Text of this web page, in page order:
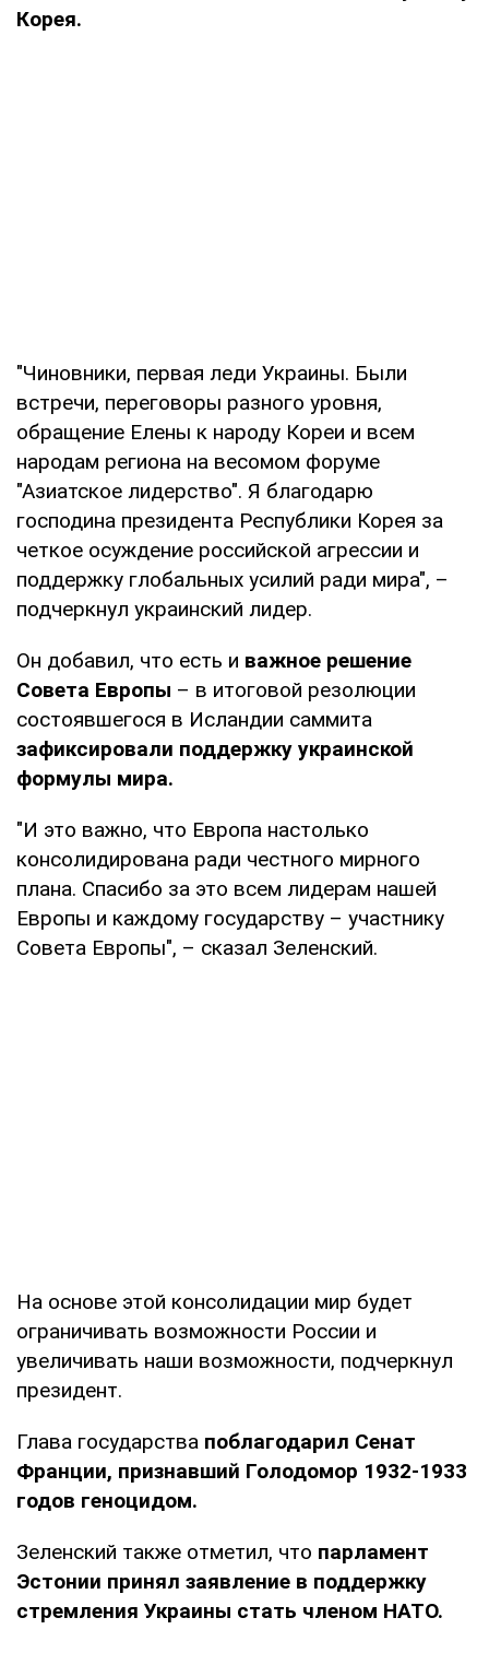
Корея.
"Чиновники, первая леди Украины. Были
встречи, переговоры разного уровня,
обращение Елены к народу Кореи и всем
народам региона на весомом форуме
"Азиатское лидерство". Я благодарю
господина президента Республики Корея за
четкое осуждение российской агрессии и
поддержку глобальных усилий ради мира", –
подчеркнул украинский лидер.
Он добавил, что есть и важное решение
Совета Европы – в итоговой резолюции
состоявшегося в Исландии саммита
зафиксировали поддержку украинской
формулы мира.
"И это важно, что Европа настолько
консолидирована ради честного мирного
плана. Спасибо за это всем лидерам нашей
Европы и каждому государству – участнику
Совета Европы", – сказал Зеленский.
На основе этой консолидации мир будет
ограничивать возможности России и
увеличивать наши возможности, подчеркнул
президент.
Глава государства поблагодарил Сенат
Франции, признавший Голодомор 1932-1933
годов геноцидом.
Зеленский также отметил, что парламент
Эстонии принял заявление в поддержку
стремления Украины стать членом НАТО.